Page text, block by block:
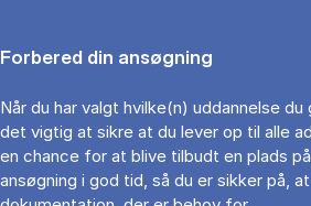
Forbered din ansøgning
Når du har valgt hvilke(n) uddannelse
det vigtig at sikre at du lever op til alle
en chance for at blive tilbudt en plads
ansøgning i god tid, så du er sikker på,